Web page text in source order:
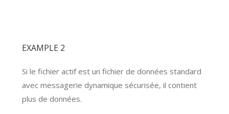
EXAMPLE 2
Si le fichier actif est un fichier de données standard
avec messagerie dynamique sécurisée, il contient
plus de données.